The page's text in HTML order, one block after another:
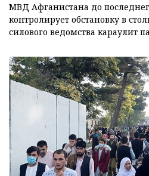
МВД Афганистана до
контролирует обстановку в
силового ведомства караулит